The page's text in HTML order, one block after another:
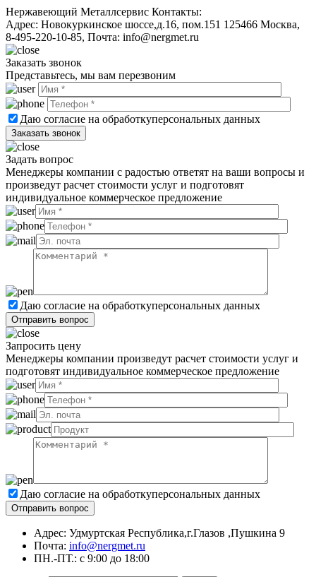
Нержавеющий Металлсервис Контакты:
Адрес: Новокуркинское шоссе,д.16, пом.151 125466 Москва,
8-495-220-10-85, Почта: info@nergmet.ru
Заказать звонок
Представьтесь, мы вам перезвоним
Даю согласие на обработкуперсональных данных
Задать вопрос
Менеджеры компании с радостью ответят на ваши вопросы и
произведут расчет стоимости услуг и подготовят
индивидуальное коммерческое предложение
Даю согласие на обработкуперсональных данных
Запросить цену
Менеджеры компании произведут расчет стоимости услуг и
подготовят индивидуальное коммерческое предложение
Даю согласие на обработкуперсональных данных
Адрес: Удмуртская Республика,г.Глазов ,Пушкина 9
Почта: info@nergmet.ru
ПН.-ПТ.: с 9:00 до 18:00